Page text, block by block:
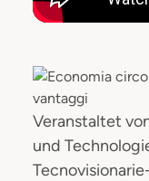
Veranstaltet
und